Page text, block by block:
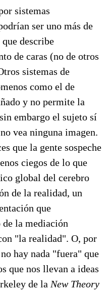
sistemas
ser uno más de
describe
de caras (no de otros
sistemas de
como el de
y no permite la
embargo el sujeto sí
vea ninguna imagen.
que la gente sospeche
ciegos de lo que
global del cerebro
de la realidad, un
que
la mediación
"la realidad". O, por
hay nada "fuera" que
que nos llevan a ideas
de la New Theory